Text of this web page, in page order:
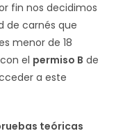
fin nos decidimos
de carnés que
menor de 18
el permiso B de
a este
teóricas